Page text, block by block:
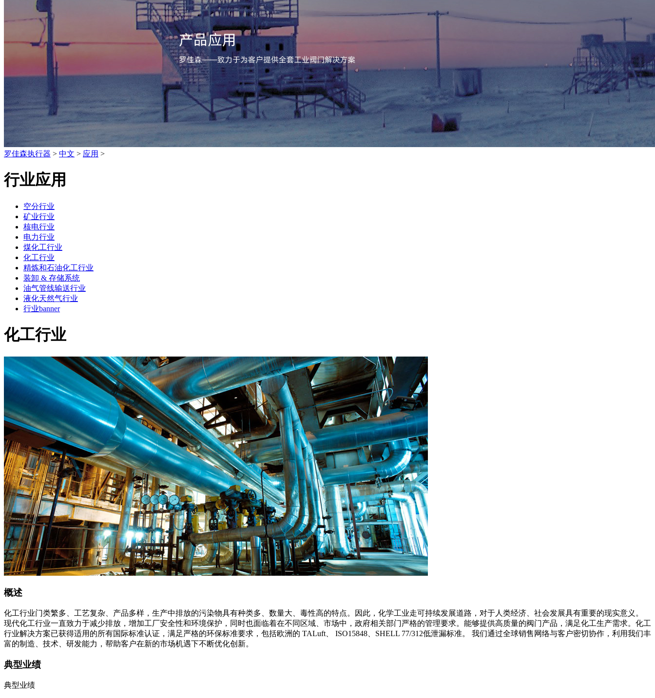
罗佳森执行器 > 中文 > 应用 >
行业应用
空分行业
矿业行业
核电行业
电力行业
煤化工行业
化工行业
精炼和石油化工行业
装卸 & 存储系统
油气管线输送行业
液化天然气行业
行业banner
化工行业
概述
化工行业门类繁多、工艺复杂、产品多样，生产中排放的污染物具有种类多、数量大、毒性高的特点。因此，化学工业走可持续发展道路，对于人类经济、社会发展具有重要的现实意义。
现代化工行业一直致力于减少排放，增加工厂安全性和环境保护，同时也面临着在不同区域、市场中，政府相关部门严格的管理要求。能够提供高质量的阀门产品，满足化工生产需求。化工
行业解决方案已获得适用的所有国际标准认证，满足严格的环保标准要求，包括欧洲的 TALuft、 ISO15848、SHELL 77/312低泄漏标准。 我们通过全球销售网络与客户密切协作，利用我们丰
富的制造、技术、研发能力，帮助客户在新的市场机遇下不断优化创新。
典型业绩
典型业绩